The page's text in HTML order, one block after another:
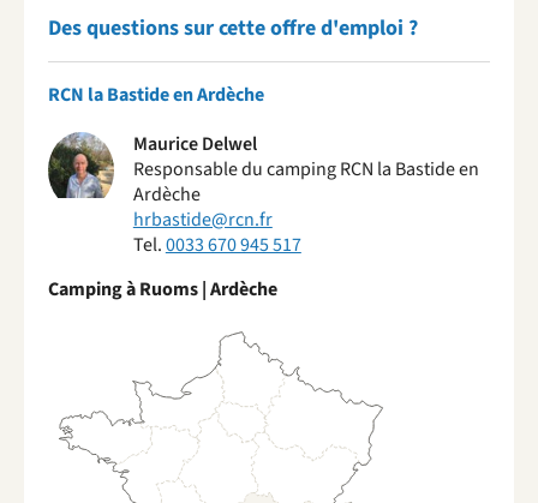
Des questions sur cette offre d'emploi ?
RCN la Bastide en Ardèche
Maurice Delwel
Responsable du camping RCN la Bastide en
Ardèche
hrbastide@rcn.fr
Tel.0033 670 945 517
Camping à Ruoms | Ardèche